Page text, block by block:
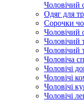
Чоловічий
Одяг для
Сорочки
Чоловічий
Чоловічий
Чоловічий
Чоловіча
Чоловічі
Чоловічі
Чоловічі
Чоловічі